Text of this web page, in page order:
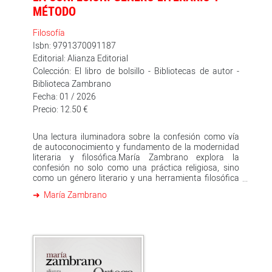
en recibir el Premio Cervantes. Su legado sigue siendo
fundamental en la filosofía contemporánea. En Alianza
Editorial está publicada buena parte de su obra.
MÉTODO
Filosofía
Isbn: 9791370091187
Editorial: Alianza Editorial
Colección: El libro de bolsillo - Bibliotecas de autor -
Biblioteca Zambrano
Fecha: 01 / 2026
Precio: 12.50 €
Una lectura iluminadora sobre la confesión como vía
de autoconocimiento y fundamento de la modernidad
literaria y filosófica.María Zambrano explora la
confesión no solo como una práctica religiosa, sino
como un género literario y una herramienta filosófica
alcanzar una comprensión más profunda de sí mismo.
expresar la verdad personal y universal. En la
intersección entre literatura, filosofía y espiritualidad,
La confesión ofrece una perspectiva única sobre la
María Zambrano